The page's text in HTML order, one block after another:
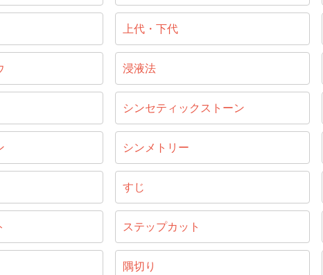
上代・下代
浸液法
シンセティックストーン
シンメトリー
すじ
ステップカット
隅切り